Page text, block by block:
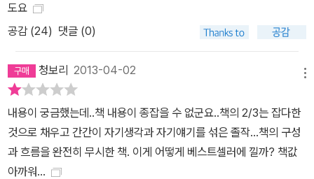
좋게 만들고 싶어 정치에 뛰어든 것이 아니었던가. 세상을 더 좋게 바
꾸려면 정치가 중요하다. 그러나 정치 ‘아래’와 정치 ‘너머’의 변화가
없다면 정치도 더는 바뀔 수 없는 것이 아닐까. 나는 직업정치를 떠나
내가 원하는 삶을 살기로 했다. 이제는 다른 방식으로 사회적 선을 추
구하는 사람들과 기쁘게 연대하기로 마음먹었다. 그렇게 마음먹은 순
간 눈앞을 가리고 있던 두터운 먹구름이 걷혔다. 해방감으로 가슴이
터질 것만 같았다.(p.195) 이 책은 진심으로 ‘나다운 인생’을 살고자
하는 이들에게, 또 자신이 옳다고 믿는 방식으로 세상을 살고자 하는
모든 이들에게 바치는 헌사이며 격려라고 할 수 있다. 거기에는 저자
도요
공감 (24) 댓글 (0)
청보리 2013-04-02
내용이 궁금했는데..책 내용이 종잡을 수 없군요..책의 2/3는 잡다한
것으로 채우고 간간이 자기생각과 자기얘기를 섞은 졸작...책의 구성
과 흐름을 완전히 무시한 책. 이게 어떻게 베스트셀러에 낄까? 책값
아까워...